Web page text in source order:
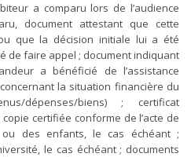
a comparu lors de l’audience
document attestant que cette
que la décision initiale lui a été
de faire appel ; document indiquant
a bénéficié de l’assistance
la situation financière du
dépenses/biens) ; certificat
certifiée conforme de l’acte de
ou des enfants, le cas échéant ;
le cas échéant ; documents